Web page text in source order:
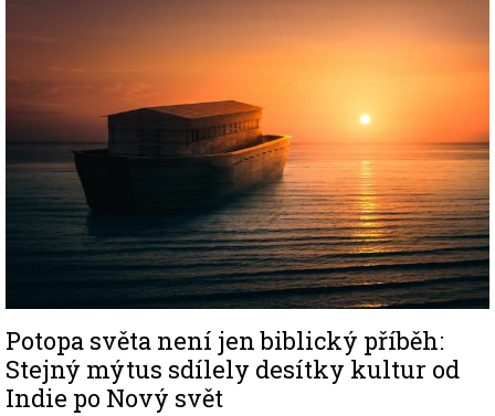
Potopa světa není jen biblický příběh:
Stejný mýtus sdílely desítky kultur od
Indie po Nový svět